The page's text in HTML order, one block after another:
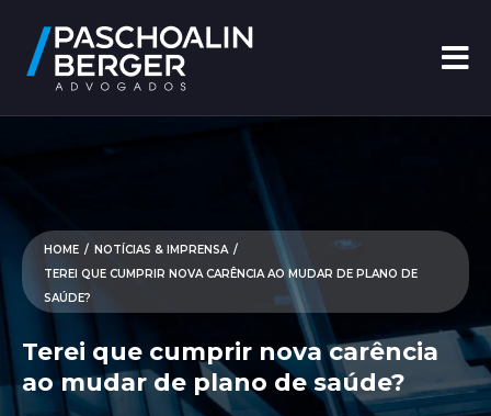
HOME / NOTÍCIAS & IMPRENSA /
TEREI QUE CUMPRIR NOVA CARÊNCIA AO MUDAR DE PLANO DE
SAÚDE?
Terei que cumprir nova carência
ao mudar de plano de saúde?